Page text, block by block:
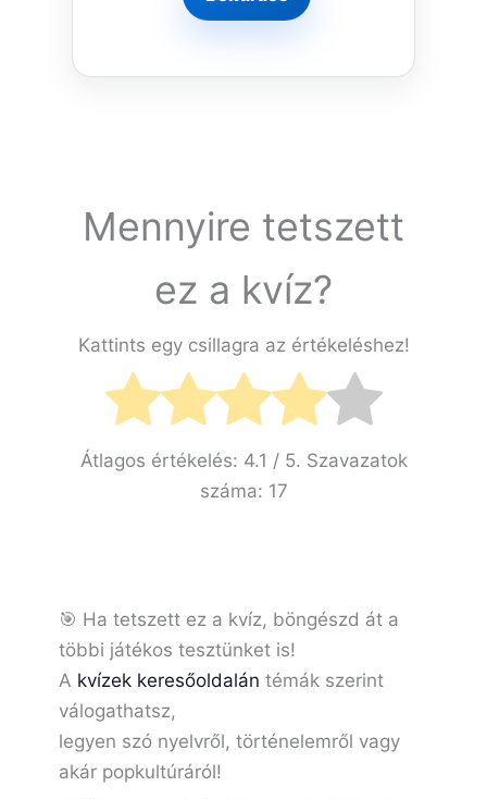
Mennyire tetszett
ez a kvíz?
Kattints egy csillagra az értékeléshez!
Átlagos értékelés: 4.1 / 5. Szavazatok
száma: 17
🎯 Ha tetszett ez a kvíz, böngészd át a
többi játékos tesztünket is!
A kvízek keresőoldalán témák szerint
válogathatsz,
legyen szó nyelvről, történelemről vagy
akár popkultúráról!